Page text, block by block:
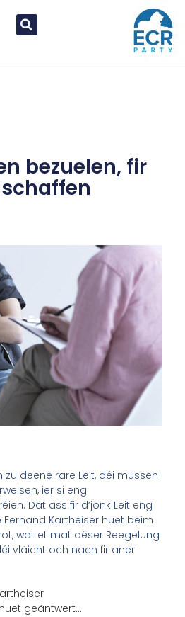
bezuelen, fir
deene rare Leit, déi mussen
ier si eng
Dat ass fir d’jonk Leit eng
Kartheiser huet beim
wat et mat dëser Reegelung
vläicht och nach fir aner
geäntwert…